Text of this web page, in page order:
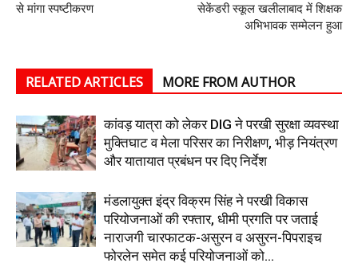
से मांगा स्पष्टीकरण
सेकेंडरी स्कूल खलीलाबाद में शिक्षक
अभिभावक सम्मेलन हुआ
RELATED ARTICLES MORE FROM AUTHOR
कांवड़ यात्रा को लेकर DIG ने परखी सुरक्षा व्यवस्था
मुक्तिघाट व मेला परिसर का निरीक्षण, भीड़ नियंत्रण
और यातायात प्रबंधन पर दिए निर्देश
मंडलायुक्त इंद्र विक्रम सिंह ने परखी विकास
परियोजनाओं की रफ्तार, धीमी प्रगति पर जताई
नाराजगी चारफाटक-असुरन व असुरन-पिपराइच
फोरलेन समेत कई परियोजनाओं को...